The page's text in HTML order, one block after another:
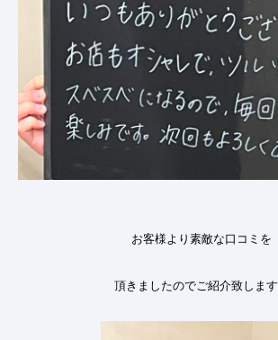
お客様より素敵な口コミを
頂きましたのでご紹介致します